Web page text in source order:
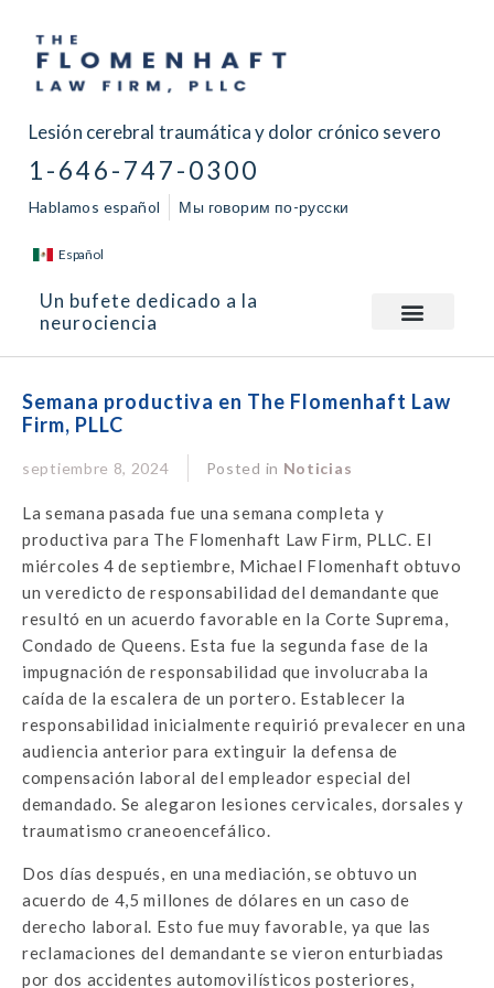
Lesión cerebral traumática y dolor crónico severo
1-646-747-0300
Hablamos español Мы говорим по-русски
Español
Un bufete dedicado a la
neurociencia
Semana productiva en The Flomenhaft Law
Firm, PLLC
septiembre 8, 2024 Posted in Noticias
La semana pasada fue una semana completa y
productiva para The Flomenhaft Law Firm, PLLC. El
miércoles 4 de septiembre, Michael Flomenhaft obtuvo
un veredicto de responsabilidad del demandante que
resultó en un acuerdo favorable en la Corte Suprema,
Condado de Queens. Esta fue la segunda fase de la
impugnación de responsabilidad que involucraba la
caída de la escalera de un portero. Establecer la
responsabilidad inicialmente requirió prevalecer en una
audiencia anterior para extinguir la defensa de
compensación laboral del empleador especial del
demandado. Se alegaron lesiones cervicales, dorsales y
traumatismo craneoencefálico.
Dos días después, en una mediación, se obtuvo un
acuerdo de 4,5 millones de dólares en un caso de
derecho laboral. Esto fue muy favorable, ya que las
reclamaciones del demandante se vieron enturbiadas
por dos accidentes automovilísticos posteriores,